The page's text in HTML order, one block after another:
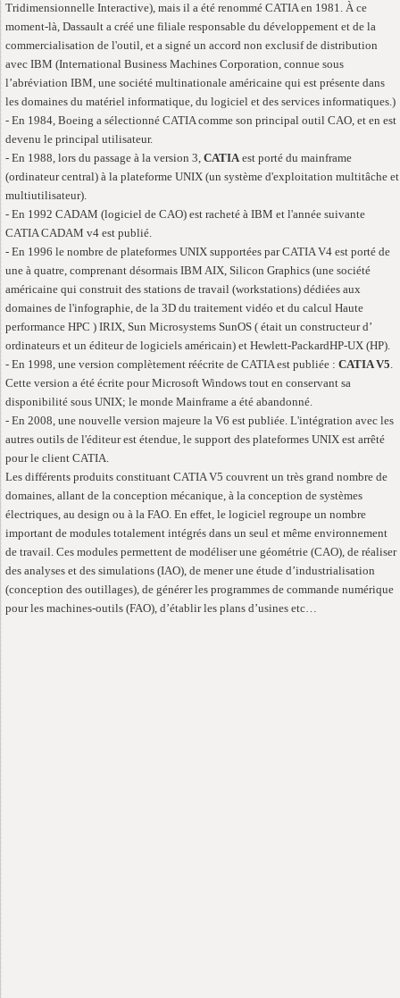
Tridimensionnelle Interactive), mais il a été renommé CATIA en 1981. À ce
moment-là, Dassault a créé une filiale responsable du développement et de la
commercialisation de l'outil, et a signé un accord non exclusif de distribution
avec IBM (International Business Machines Corporation, connue sous
l’abréviation IBM, une société multinationale américaine qui est présente dans
les domaines du matériel informatique, du logiciel et des services informatiques.)
- En 1984, Boeing a sélectionné CATIA comme son principal outil CAO, et en est
devenu le principal utilisateur.
- En 1988, lors du passage à la version 3, CATIAest porté du mainframe
(ordinateur central) à la plateforme UNIX (un système d'exploitation multitâche et
multiutilisateur).
- En 1992 CADAM (logiciel de CAO) est racheté à IBM et l'année suivante
CATIA CADAM v4 est publié.
- En 1996 le nombre de plateformes UNIX supportées par CATIA V4 est porté de
une à quatre, comprenant désormais IBM AIX, Silicon Graphics (une société
américaine qui construit des stations de travail (workstations) dédiées aux
domaines de l'infographie, de la 3D du traitement vidéo et du calcul Haute
performance HPC ) IRIX, Sun Microsystems SunOS ( était un constructeur d’
ordinateurs et un éditeur de logiciels américain) et Hewlett-PackardHP-UX (HP).
- En 1998, une version complètement réécrite de CATIA est publiée : CATIA V5.
Cette version a été écrite pour Microsoft Windows tout en conservant sa
disponibilité sous UNIX; le monde Mainframe a été abandonné.
- En 2008, une nouvelle version majeure la V6 est publiée. L'intégration avec les
autres outils de l'éditeur est étendue, le support des plateformes UNIX est arrêté
pour le client CATIA.
Les différents produits constituant CATIA V5 couvrent un très grand nombre de
domaines, allant de la conception mécanique, à la conception de systèmes
électriques, au design ou à la FAO. En effet, le logiciel regroupe un nombre
important de modules totalement intégrés dans un seul et même environnement
de travail. Ces modules permettent de modéliser une géométrie (CAO), de réaliser
des analyses et des simulations (IAO), de mener une étude d’industrialisation
(conception des outillages), de générer les programmes de commande numérique
pour les machines-outils (FAO), d’établir les plans d’usines etc…